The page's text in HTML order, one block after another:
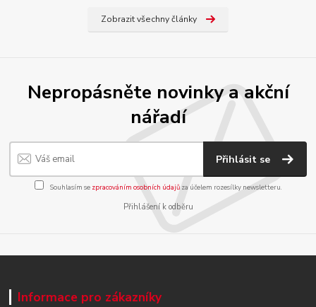
Zobrazit všechny články
Nepropásněte novinky a akční
nářadí
Přihlásit se
Souhlasím se zpracováním osobních údajůza účelem rozesílky newsletteru.
Přihlášení k odběru
Informace pro zákazníky